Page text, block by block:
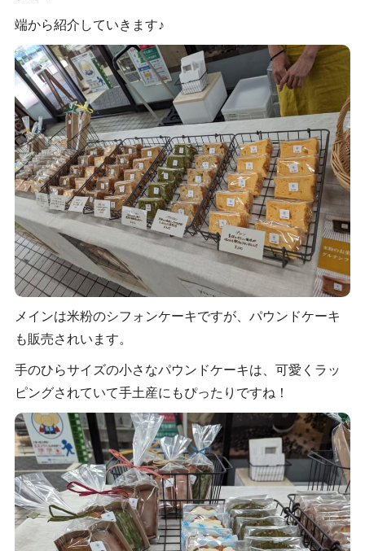
端から紹介していきます♪
メインは米粉のシフォンケーキですが、パウンドケーキ
も販売されいます。
手のひらサイズの小さなパウンドケーキは、可愛くラッ
ピングされていて手土産にもぴったりですね！